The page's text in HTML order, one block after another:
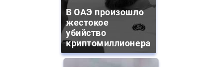
В ОАЭ произошло
жестокое
убийство
криптомиллионера